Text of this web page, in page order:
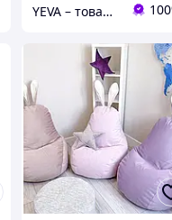
YEVA – товары для отдыха и новогодний декор